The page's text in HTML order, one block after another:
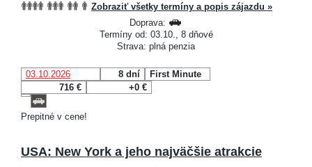
Zobraziť všetky termíny a popis zájazdu »
Doprava:
Termíny od: 03.10., 8 dňové
Strava: plná penzia
03.10.2026 8 dní
First Minute
716 €
+0 €
Prepitné v cene!
USA: New York a jeho najväčšie atrakcie